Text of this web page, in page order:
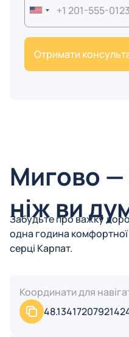
United
States
+1
Мигово
ніж ви
Забудьте про важку
одна година комфортної
серці Карпат.
Координати для